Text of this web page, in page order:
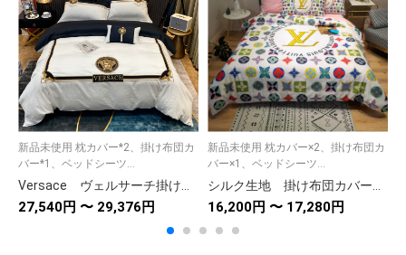
新品未使用 枕カバー*2、掛け布団カ
バー*1、ベッドシーツ...
27,540円 〜 29,376円
新品未使用 枕カバー×2、掛け布団カ
バー×1、ベッドシーツ...
16,200円 〜 17,280円